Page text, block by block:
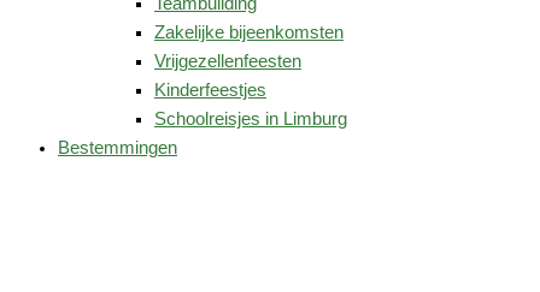
Zakelijke bijeenkomsten
Vrijgezellenfeesten
Kinderfeestjes
Schoolreisjes in Limburg
Bestemmingen